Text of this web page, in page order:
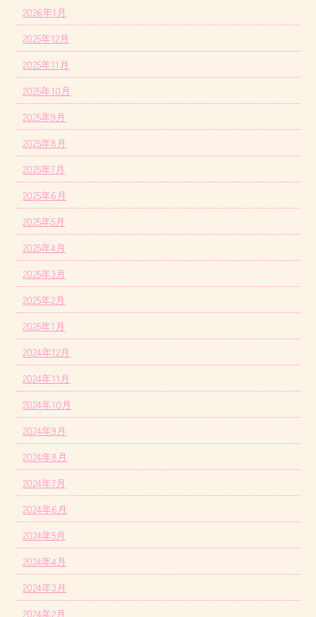
2026年1月
2025年12月
2025年11月
2025年10月
2025年9月
2025年8月
2025年7月
2025年6月
2025年5月
2025年4月
2025年3月
2025年2月
2025年1月
2024年12月
2024年11月
2024年10月
2024年9月
2024年8月
2024年7月
2024年6月
2024年5月
2024年4月
2024年3月
2024年2月